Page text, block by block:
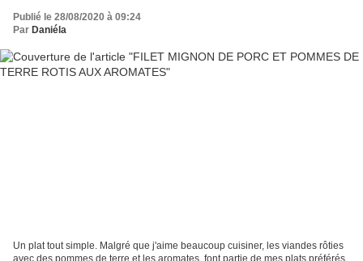
Publié le 28/08/2020 à 09:24
Par Daniéla
Un plat tout simple. Malgré que j'aime beaucoup cuisiner, les viandes rôties
avec des pommes de terre et les aromates, font partie de mes plats préférés.